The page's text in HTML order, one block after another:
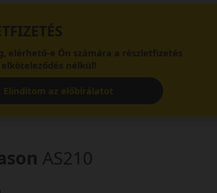
elérhető-e Ön számára a részletfizetés
nélkül!
Elindítom az előbírálatot
AS210